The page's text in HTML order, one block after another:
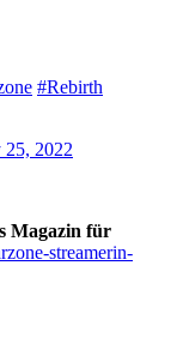
#Rebirth
25, 2022
Magazin für
streamerin-